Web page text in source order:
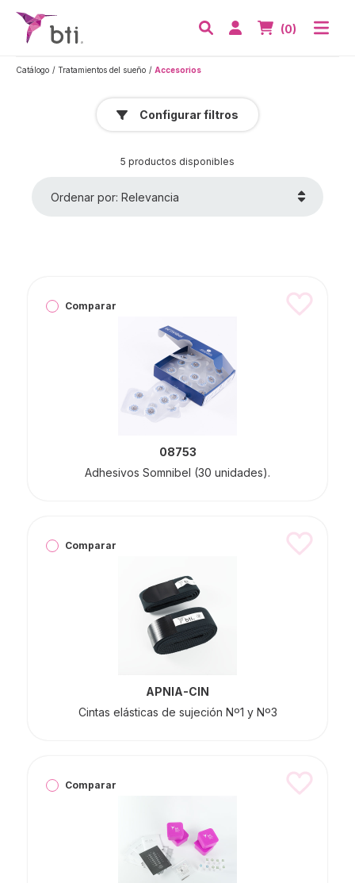
BTI - Human Tecnology
Acceder
Nº de
(0)
Catálogo Tratamientos del sueño Accesorios
Configurar filtros
5 productos disponibles
Ordenar por: Relevancia
Comparar
08753
Adhesivos Somnibel (30 unidades).
Comparar
APNIA-CIN
Cintas elásticas de sujeción Nº1 y Nº3
Comparar